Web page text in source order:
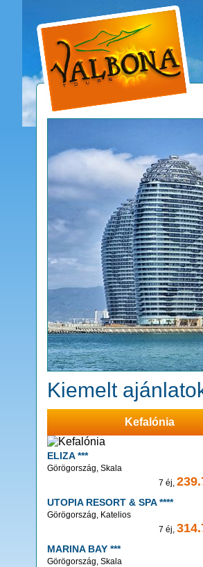
Kiemelt
Kefalónia
ELIZA ***
Görögország, Skala
7 éj,
UTOPIA RESORT & SPA ****
Görögország, Katelios
7 éj,
MARINA BAY ***
Görögország, Skala